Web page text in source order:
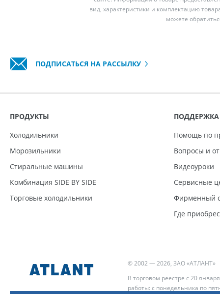
вид, характеристики и комплектацию
можете
ПОДПИСАТЬСЯ НА РАССЫЛКУ
ПРОДУКТЫ
Холодильники
Морозильники
Стиральные машины
Комбинация SIDE BY SIDE
Торговые холодильники
ПОДДЕРЖКА
Помощь по
Вопросы и
Видеоуроки
Сервисные
Фирменный
Где
© 2002 — 2026, ЗАО «АТЛАНТ»
В торговом реестре с 20
работы: с понедельника по